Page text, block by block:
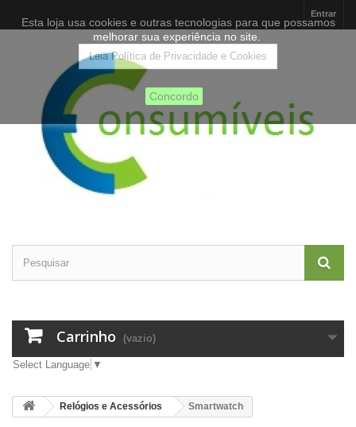
Entrar
Carrinho (vazio)
Select Language ▼
Relógios e Acessórios Smartwatch
Esta loja usa cookies e outras tecnologias para que possamos
melhorar sua experiência no site.
Leia Política de Privacidade e Cookies
Concordo